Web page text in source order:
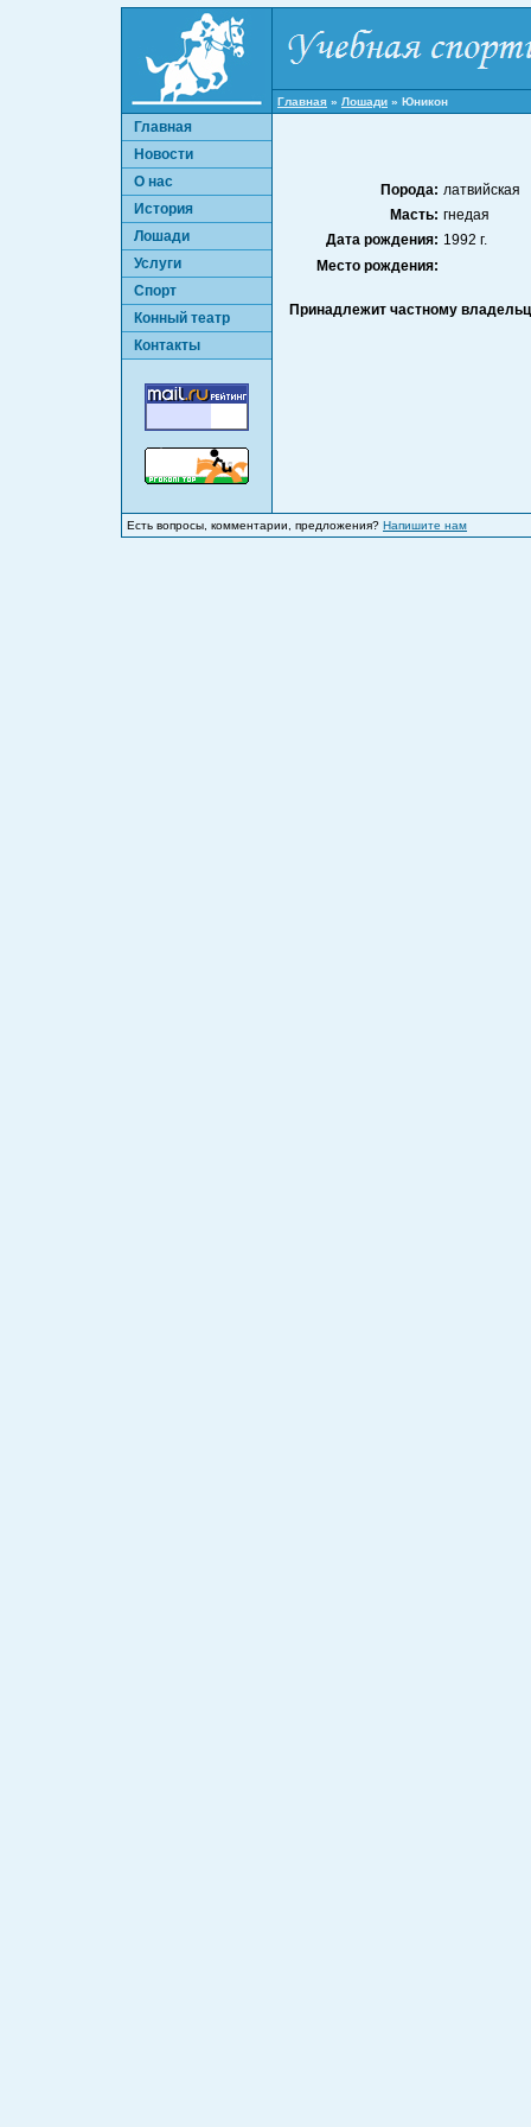
Главная » Лошади » Юникон
Главная
Новости
О нас
История
Лошади
Услуги
Спорт
Конный театр
Контакты
Порода: латвийская
Масть: гнедая
Дата рождения: 1992 г.
Место рождения:
Принадлежит частному
Есть вопросы, комментарии, предложения? Напишите нам